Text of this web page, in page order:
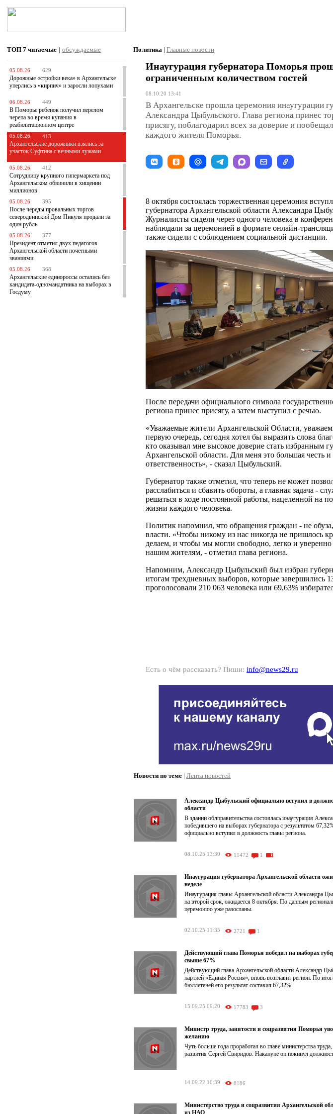
ТОП 7 читаемые | обсуждаемые
05.08.26 629
Дорожные «стройки века» в Архангельске
уперлись в «кирпич» и заросли лопухами
06.08.26 449
В Поморье ребенок получил перелом
черепа во время купания в
реабилитационном центре
05.08.26 413
Архангельские дорожники взялись за
участок Суфтина с вечными лужами
05.08.26 412
Сотрудницу крупного гипермаркета под
Архангельском обвинили в хищении
миллионов
05.08.26 395
После череды провальных торгов
северодвинский Дом Пикуля продали за
один рубль
05.08.26 377
Президент отметил двух педагогов
Архангельской области почетными
званиями
05.08.26 368
Архангельские единороссы остались без
кандидата-одномандатника на выборах в
Госдуму
Политика | Главные новости
Инаугурация губернатора Поморья
ограниченным количеством гостей
08.10.20 13:41
В Архангельске прошла церемония инаугурации
Александра Цыбульского. Глава региона принес
присягу, поблагодарил всех за доверие и
каждого жителя Поморья.
8 октября состоялась торжественная церемония
губернатора Архангельской области Александра
Журналисты сидели через одного человека в
наблюдали за церемонией в формате онлайн-
также сидели с соблюдением социальной дистанции.
После передачи официального символа
региона принес присягу, а затем выступил с речью.
«Уважаемые жители Архангельской Области,
первую очередь, сегодня хотел бы выразить слова
кто оказывал мне высокое доверие стать избранным
Архангельской области. Для меня это большая честь
ответственность», - сказал Цыбульский.
Губернатор также отметил, что теперь не может
расслабиться и сбавить обороты, а главная задача -
решаться в ходе постоянной работы, нацеленной на
жизни каждого человека.
Политик напомнил, что обращения граждан - не
власти. «Чтобы никому из нас никогда не пришлось
делаем, и чтобы мы могли свободно, легко и уверенно
нашим жителям, - отметил глава региона.
Напомним, Александр Цыбульский был избран
итогам трехдневных выборов, которые завершились
проголосовали 210 063 человека или 69,63%
Есть о чём рассказать? Пиши: info@news29.ru
Новости по теме | Лента новостей
Александр Цыбульский официально вступил в
области
В здании облправительства состоялась инаугурация
победившего на выборах губернатора с результатом
официально вступил в должность главы региона.
08.10.25 13:30 11472 1
Инаугурация губернатора Архангельской области
неделе
Инаугурация главы Архангельской области Александра
на второй срок, ожидается 8 октября. По данным
церемонию уже разосланы.
02.10.25 11:35 2721 1
Действующий глава Поморья победил на выборах
свыше 67%
Действующий глава Архангельской области Александр
партией «Единая Россия», вновь возглавит регион. По
бюллетеней его результат составил 67,32%.
15.09.25 09:20 17783 3
Министр труда, занятости и соцразвития Поморья
желанию
Чуть больше года проработал во главе министерства
развития Сергей Свиридов. Накануне он покинул
14.09.22 10:39 8186
Министерство труда и соцразвития Архангельской